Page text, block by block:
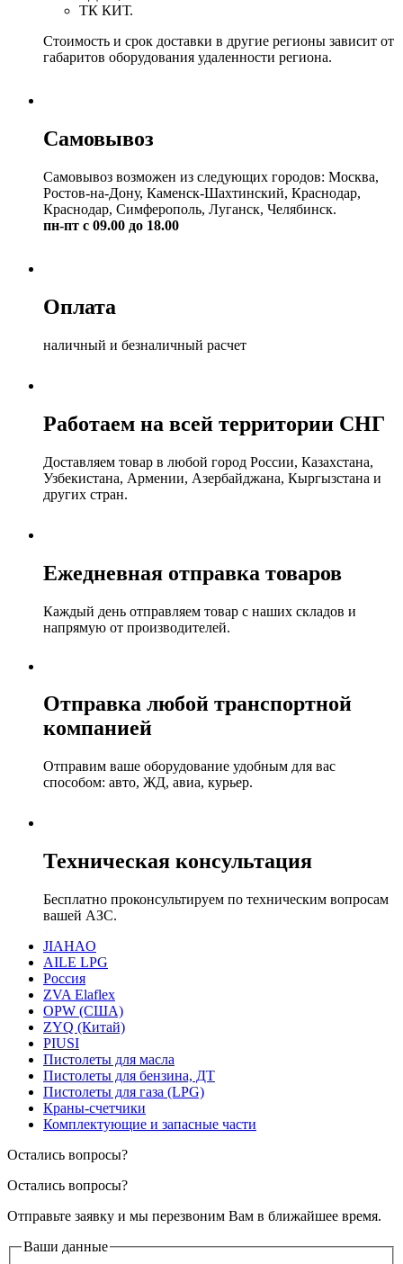
ТК КИТ.
Стоимость и срок доставки в другие регионы зависит от
габаритов оборудования удаленности региона.
Самовывоз
Самовывоз возможен из следующих городов: Москва,
Ростов-на-Дону, Каменск-Шахтинский, Краснодар,
Краснодар, Симферополь, Луганск, Челябинск.
пн-пт с 09.00 до 18.00
Оплата
наличный и безналичный расчет
Работаем на всей территории СНГ
Доставляем товар в любой город России, Казахстана,
Узбекистана, Армении, Азербайджана, Кыргызстана и
других стран.
Ежедневная отправка товаров
Каждый день отправляем товар с наших складов и
напрямую от производителей.
Отправка любой транспортной
компанией
Отправим ваше оборудование удобным для вас
способом: авто, ЖД, авиа, курьер.
Техническая консультация
Бесплатно проконсультируем по техническим вопросам
вашей АЗС.
JIAHAO
AILE LPG
Россия
ZVA Elaflex
OPW (США)
ZYQ (Китай)
PIUSI
Пистолеты для масла
Пистолеты для бензина, ДТ
Пистолеты для газа (LPG)
Краны-счетчики
Комплектующие и запасные части
Остались вопросы?
Остались вопросы?
Отправьте заявку и мы перезвоним Вам в ближайшее время.
Ваши данные